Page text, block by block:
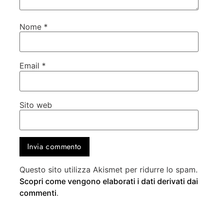
Nome *
Email *
Sito web
Questo sito utilizza Akismet per ridurre lo spam.
Scopri come vengono elaborati i dati derivati dai
commenti.